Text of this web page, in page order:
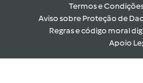
Termos e
Aviso sobre Proteção de
Regras e código moral
Apoio